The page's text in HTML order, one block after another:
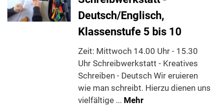
Deutsch/Englisch,
Klassenstufe 5 bis 10
Zeit: Mittwoch 14.00 Uhr - 15.30
Uhr Schreibwerkstatt - Kreatives
Schreiben - Deutsch Wir eruieren
wie man schreibt. Hierzu dienen uns
vielfältige ... Mehr